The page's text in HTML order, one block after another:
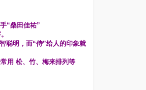
“桑田佳祐”
聪明，而“侍”给人的印象就
用 松、竹、梅来排列等